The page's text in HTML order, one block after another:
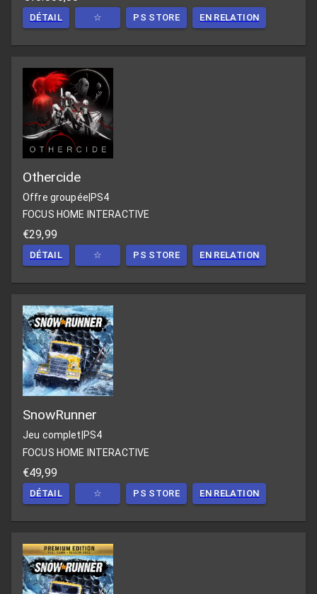
DÉTAIL ☆ PS STORE EN RELATION
Othercide
Offre groupée|PS4
FOCUS HOME INTERACTIVE
€29,99
DÉTAIL ☆ PS STORE EN RELATION
SnowRunner
Jeu complet PS4
FOCUS HOME INTERACTIVE
€49,99
DÉTAIL ☆ PS STORE EN RELATION